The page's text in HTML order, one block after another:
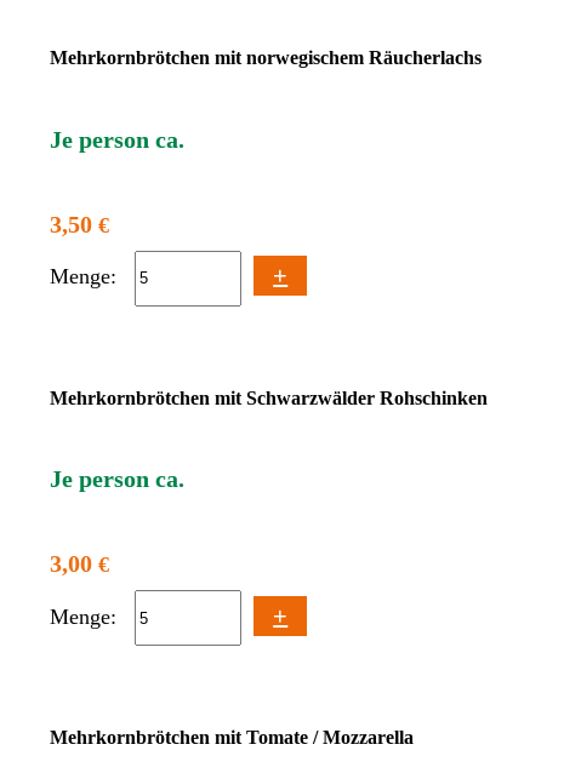
Mehrkornbrötchen mit norwegischem Räucherlachs
Je person ca.
3,50€
Menge: +
Mehrkornbrötchen mit Schwarzwälder Rohschinken
Je person ca.
3,00€
Menge: +
Mehrkornbrötchen mit Tomate / Mozzarella